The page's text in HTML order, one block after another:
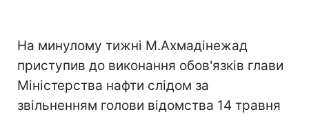
На минулому тижні М.Ахмадінежад
приступив до виконання обов'язків глави
Міністерства нафти слідом за
звільненням голови відомства 14 травня